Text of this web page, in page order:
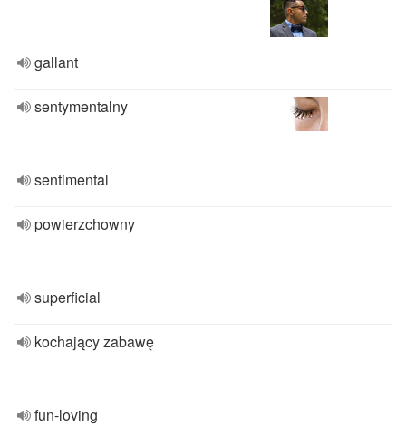
gallant
sentymentalny
sentimental
powierzchowny
superficial
kochający zabawę
fun-loving